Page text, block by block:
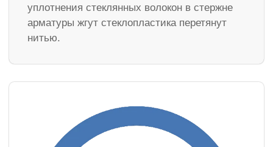
уплотнения стеклянных волокон в стержне
арматуры жгут стеклопластика перетянут
нитью.